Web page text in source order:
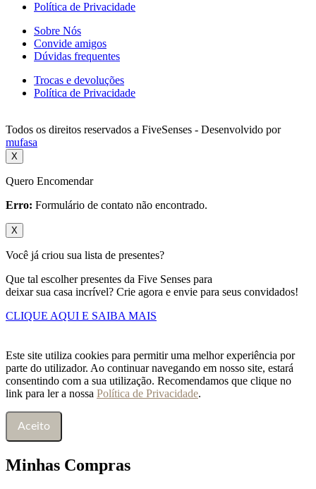
Política de Privacidade
Sobre Nós
Convide amigos
Dúvidas frequentes
Trocas e devoluções
Política de Privacidade
Todos os direitos reservados a FiveSenses - Desenvolvido por
mufasa
X
Quero Encomendar
Erro: Formulário de contato não encontrado.
X
Você já criou sua lista de presentes?
Que tal escolher presentes da Five Senses para
deixar sua casa incrível? Crie agora e envie para seus convidados!
CLIQUE AQUI E SAIBA MAIS
Este site utiliza cookies para permitir uma melhor experiência por
parte do utilizador. Ao continuar navegando em nosso site, estará
consentindo com a sua utilização. Recomendamos que clique no
link para ler a nossa Política de Privacidade.
Aceito
Minhas Compras